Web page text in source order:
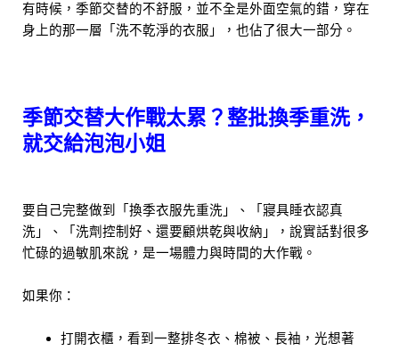
有時候，季節交替的不舒服，並不全是外面空氣的錯，穿在
身上的那一層「洗不乾淨的衣服」，也佔了很大一部分。
季節交替大作戰太累？整批換季重洗，
就交給泡泡小姐
要自己完整做到「換季衣服先重洗」、「寢具睡衣認真
洗」、「洗劑控制好、還要顧烘乾與收納」，說實話對很多
忙碌的過敏肌來說，是一場體力與時間的大作戰。
如果你：
打開衣櫃，看到一整排冬衣、棉被、長袖，光想著